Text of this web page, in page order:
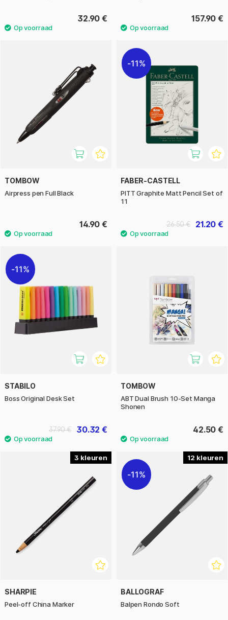
32.90 € 157.90 €
TOMBOW
Airpress pen Full Black
14.90 €
11%
FABER-CASTELL
PITT Graphite Matt Pencil Set of
11
21.20 €
26.50 €
11%
STABILO
Boss Original Desk Set
30.32 €
37.90 €
TOMBOW
ABT Dual Brush 10-Set Manga
Shonen
42.50 €
3
SHARPIE
Peel-off China Marker
12
11%
BALLOGRAF
Balpen Rondo Soft